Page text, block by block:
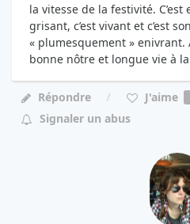
la vitesse de la festivité. C’est
grisant, c’est vivant et c’est
« plumesquement » enivrant.
bonne nôtre et longue vie à
Répondre J'aime
Signaler un abus